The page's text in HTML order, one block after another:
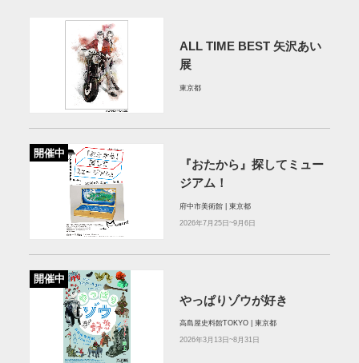
ALL TIME BEST 矢沢あい
展
東京都
開催中
『おたから』探してミュー
ジアム！
府中市美術館 | 東京都
2026年7月25日~9月6日
開催中
やっぱりゾウが好き
高島屋史料館TOKYO | 東京都
2026年3月13日~8月31日